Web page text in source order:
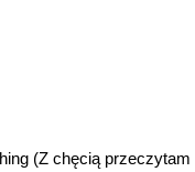
(Z chęcią